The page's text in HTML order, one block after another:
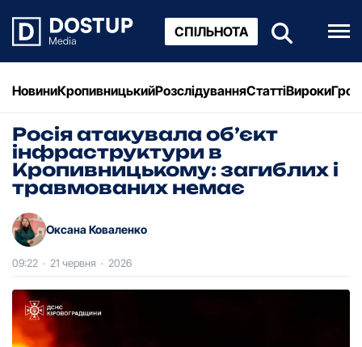
СПІЛЬНОТА
НовиниКропивницькийРозслідуванняСтаттіВироки
Росія атакувала об’єкт
інфраструктури в
Кропивницькому: загиблих і
травмованих немає
Оксана Коваленко
09:22 · 21 червня · 2026